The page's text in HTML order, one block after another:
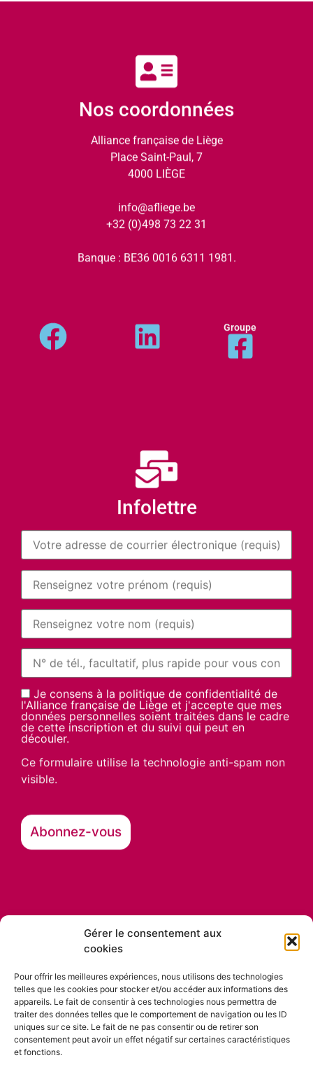
Gérer le consentement aux
cookies
Pour offrir les meilleures expériences, nous utilisons des technologies
telles que les cookies pour stocker et/ou accéder aux informations des
appareils. Le fait de consentir à ces technologies nous permettra de
traiter des données telles que le comportement de navigation ou les ID
uniques sur ce site. Le fait de ne pas consentir ou de retirer son
consentement peut avoir un effet négatif sur certaines caractéristiques
et fonctions.
Nos coordonnées
Alliance française de Liège
Place Saint-Paul, 7
4000 LIÈGE
info@afliege.be
+32 (0)498 73 22 31
Banque : BE36 0016 6311 1981.
Groupe
Infolettre
Je consens à la politique de confidentialité de
l'Alliance française de Liège et j'accepte que mes
données personnelles soient traitées dans le cadre
de cette inscription et du suivi qui peut en
découler.
Ce formulaire utilise la technologie anti-spam non
visible.
Nos partenaires